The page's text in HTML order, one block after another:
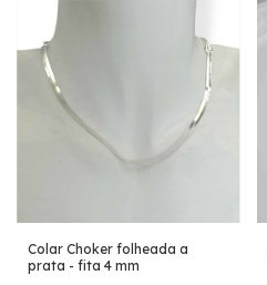
Colar Choker folheada a
prata - fita 4 mm